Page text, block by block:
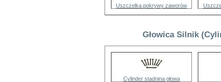
Uszczelka pokrywy zaworów
Głowica Silnik
Cylinder stadnina głowa